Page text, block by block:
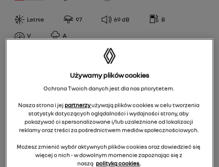
Firestone
Fulda
Uniroyal
Y
99
WYDAJNOŚĆ PALIWOWA
KLASA PRZYCZEPNOŚCI
C
POZIOM HAŁASU
66
68
69
70
Letnie 97 69 dB B
V A
EPREL
604,00 zł/szt.
Używamy plików cookies
Ochrona Twoich danych jest dla nas priorytetem.
Nasza strona i jej partnerzyużywają plików cookies w celu tworzenia
statystyk dotyczących oglądalności i wydajności strony, aby
pokazywać ci spersonalizowane i/lub uzależnione od lokalizacji
reklamy oraz treści za pośrednictwem mediów społecznościowych.
Możesz zmienić wybór aktywnych plików cookies oraz dowiedzieć się
więcej o nich - w dowolnym momencie zapoznając się z
naszą polityką cookies.